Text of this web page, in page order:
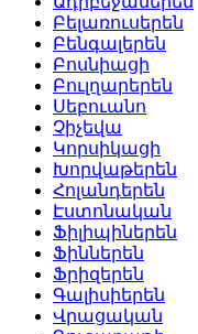
Բելառուսերեն
Բենգալերեն
Բոսնիացի
Բուլղարերեն
Սեբուանո
Չիչեվա
Կորսիկացի
Խորվաթերեն
Հոլանդերեն
Էստոնական
Ֆիլիպիներեն
Ֆիններեն
Ֆրիզերեն
Գալիսիերեն
Վրացական